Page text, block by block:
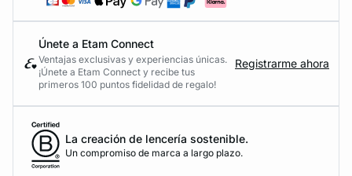
Únete a Etam Connect
Ventajas exclusivas y experiencias únicas.
¡Únete a Etam Connect y recibe tus
primeros 100 puntos fidelidad de regalo!
Registrarme ahora
La creación de lencería sostenible.
Un compromiso de marca a largo plazo.